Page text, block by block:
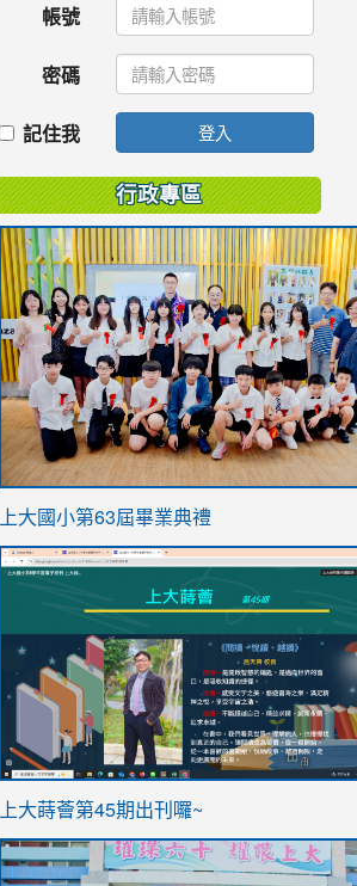
帳號
密碼
記住我 登入
行政專區
link
https://sites.google.com/stes.tyc.edu.tw/
上大國小第63屆畢業典禮
link
ink
https://sites.google.com/stes.tyc.edu.tw/
link
https://sites.google.com/stes.tyc.edu.tw/
上大蒔薈第45期出刊囉~